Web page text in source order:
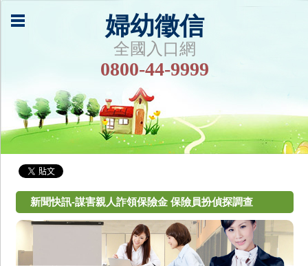
婦幼徵信
全國入口網
0800-44-9999
新聞快訊-謀害親人詐領保險金 保險員扮偵探調查